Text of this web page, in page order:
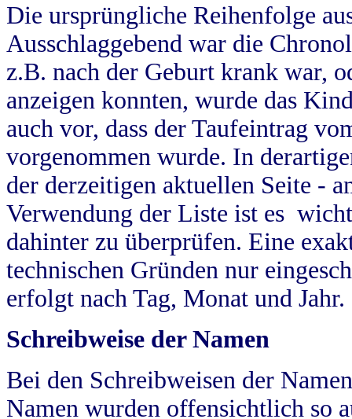
Die ursprüngliche Reihenfolge
Ausschlaggebend war die
z.B. nach der Geburt krank war,
anzeigen konnten, wurde das
auch vor, dass der Taufeintrag
vorgenommen wurde. In
der derzeitigen aktuellen Seite -
Verwendung der Liste ist es
dahinter zu überprüfen. Eine
technischen Gründen nur
erfolgt nach Tag, Monat und Jahr.
Schreibweise der Namen
Bei den Schreibweisen der
Namen wurden offensichtlich so